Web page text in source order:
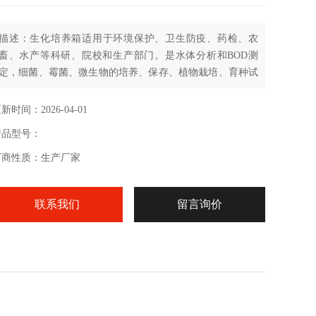
述：生化培养箱适用于环境保护、卫生防疫、药检、农
、水产等科研、院校和生产部门。是水体分析和BOD测
定，细菌、霉菌、微生物的培养、保存、植物栽培、育种试
时间：2026-04-01
型号：
商性质：生产厂家
联系我们 留言询价